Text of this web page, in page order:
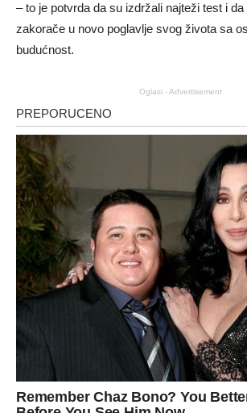
– to je potvrda da su izdržali najteži test i
zakorače u novo poglavlje svog života sa
budućnost.
Oglasi - Advertisement